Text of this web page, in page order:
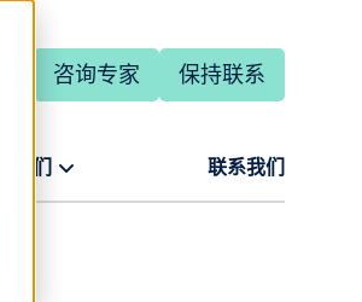
咨询专家 保持联系
我们 联系我们